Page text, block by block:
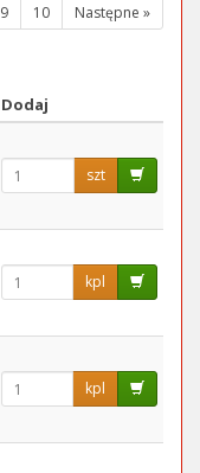
9 10 Następne »
Dodaj
szt
kpl
kpl